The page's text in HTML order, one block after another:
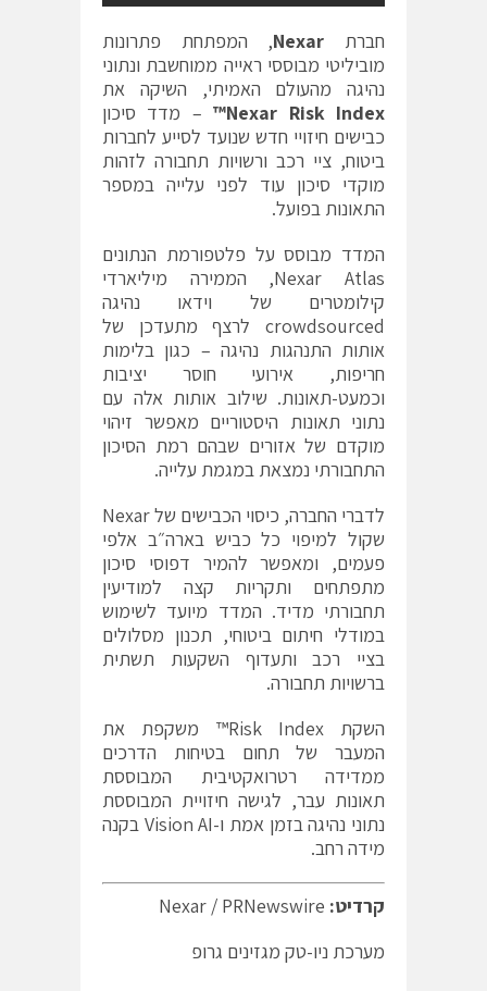
חברת Nexar, המפתחת פתרונות
מוביליטי מבוססי ראייה ממוחשבת ונתוני
נהיגה מהעולם האמיתי, השיקה את
Nexar Risk Index™ – מדד סיכון
כבישים חיזויי חדש שנועד לסייע לחברות
ביטוח, ציי רכב ורשויות תחבורה לזהות
מוקדי סיכון עוד לפני עלייה במספר
התאונות בפועל.
המדד מבוסס על פלטפורמת הנתונים
Nexar Atlas, הממירה מיליארדי
קילומטרים של וידאו נהיגה
crowdsourced לרצף מתעדכן של
אותות התנהגות נהיגה – כגון בלימות
חריפות, אירועי חוסר יציבות
וכמעט-תאונות. שילוב אותות אלה עם
נתוני תאונות היסטוריים מאפשר זיהוי
מוקדם של אזורים שבהם רמת הסיכון
התחבורתי נמצאת במגמת עלייה.
לדברי החברה, כיסוי הכבישים של Nexar
שקול למיפוי כל כביש בארה״ב אלפי
פעמים, ומאפשר להמיר דפוסי סיכון
מתפתחים ותקריות קצה למודיעין
תחבורתי מדיד. המדד מיועד לשימוש
במודלי חיתום ביטוחי, תכנון מסלולים
בציי רכב ותעדוף השקעות תשתית
ברשויות תחבורה.
השקת Risk Index™ משקפת את
המעבר של תחום בטיחות הדרכים
ממדידה רטרואקטיבית המבוססת
תאונות עבר, לגישה חיזויית המבוססת
נתוני נהיגה בזמן אמת ו-Vision AI בקנה
מידה רחב.
קרדיט:
מערכת ניו-טק מגזינים גרופ